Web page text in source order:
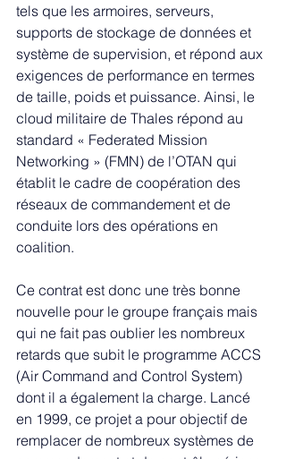
tels que les armoires, serveurs,
supports de stockage de données et
système de supervision, et répond aux
exigences de performance en termes
de taille, poids et puissance. Ainsi, le
cloud militaire de Thales répond au
standard « Federated Mission
Networking » (FMN) de l’OTAN qui
établit le cadre de coopération des
réseaux de commandement et de
conduite lors des opérations en
coalition.
Ce contrat est donc une très bonne
nouvelle pour le groupe français mais
qui ne fait pas oublier les nombreux
retards que subit le programme ACCS
(Air Command and Control System)
dont il a également la charge. Lancé
en 1999, ce projet a pour objectif de
remplacer de nombreux systèmes de